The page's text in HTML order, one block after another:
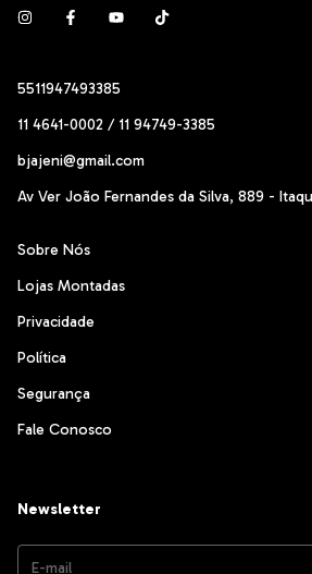
5511947493385
11 4641-0002 / 11 94749-3385
bjajeni@gmail.com
Av Ver João Fernandes da Silva, 889 -
Sobre Nós
Lojas Montadas
Privacidade
Política
Segurança
Fale Conosco
Newsletter